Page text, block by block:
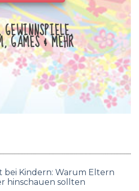
GAMES & MEHR
bei Kindern: Warum Eltern
hinschauen sollten